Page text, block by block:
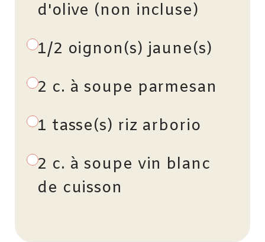
d'olive (non incluse)
1/2 oignon(s) jaune(s)
2 c. à soupe parmesan
1 tasse(s) riz arborio
2 c. à soupe vin blanc
de cuisson